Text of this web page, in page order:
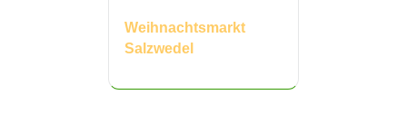
Weihnachtsmarkt
Salzwedel